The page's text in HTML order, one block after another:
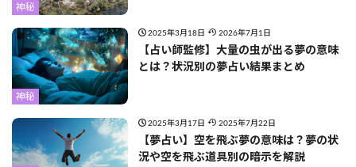
神秘
神秘
2025年3月18日 2026年7月1日
【占い師監修】大量の虫が出る夢の意味
とは？状況別の夢占い結果まとめ
2025年3月17日 2025年7月22日
【夢占い】空を飛ぶ夢の意味は？夢の状
況や空を飛ぶ道具別の暗示を解説